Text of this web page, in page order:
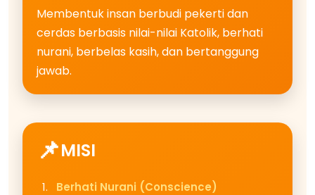
Membentuk insan berbudi pekerti dan
cerdas berbasis nilai-nilai Katolik, berhati
nurani, berbelas kasih, dan bertanggung
jawab.
MISI
Berhati Nurani (Conscience)